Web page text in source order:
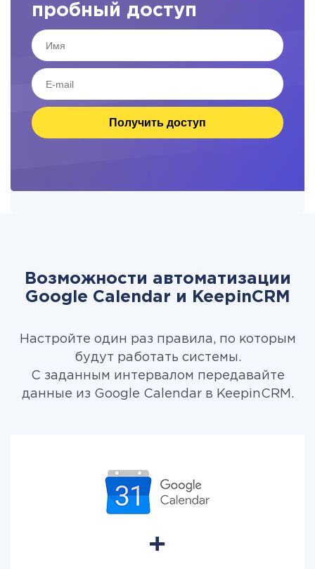
пробный доступ
Получить доступ
Возможности автоматизации
Google Calendar и KeepinCRM
Настройте один раз правила, по которым
будут работать системы.
С заданным интервалом передавайте
данные из Google Calendar в KeepinCRM.